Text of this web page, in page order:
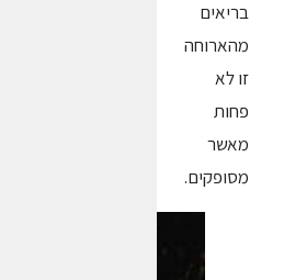
בריאים
מהארוחה
זו לא
פחות
מאשר
מסופקים.